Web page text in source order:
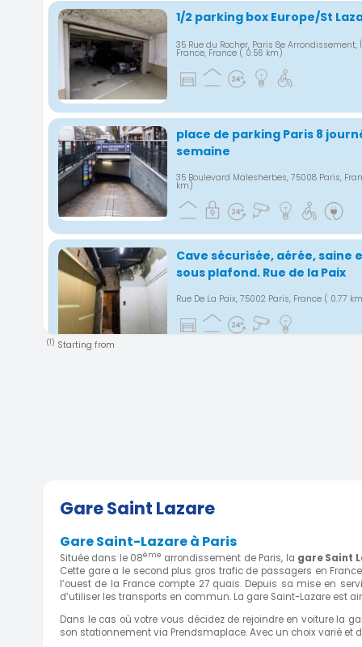
1/2 parking box Europe/St
35 Rue du Rocher, Paris 8e Arrondissement,
France, France ( 0.56 km)
place de parking Paris 8
semaine
35 Boulevard Malesherbes, 75008 Paris,
km)
Cave sécurisée, aérée, saine
sous plafond. Rue de la Paix
Rue De La Paix, 75002 Paris, France ( 0.77
Parking sécurisé en sous-sol
quartier Villiers / Europe
(1) Starting from
Gare Saint Lazare
Gare Saint-Lazare à Paris
Située dans le 08ème arrondissement de Paris, la gare Saint
Cette gare a le second plus gros trafic de passagers en
l’ouest de la France compte 27 quais. Depuis sa mise en
d’utiliser les transports en commun. La gare Saint-Lazare est
Dans le cas où votre vous décidez de rejoindre en voiture la
son stationnement via Prendsmaplace. Avec un choix varié et